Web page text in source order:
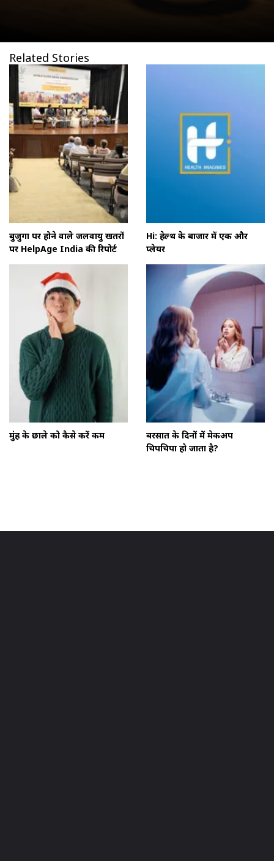
Related Stories
बुजुर्गों पर होने वाले जलवायु खतरों
पर HelpAge India की रिपोर्ट
Hi: हेल्थ के बाजार में एक और
प्लेयर
मुंह के छाले को कैसे करें कम
बरसात के दिनों में मेकअप
चिपचिपा हो जाता है?